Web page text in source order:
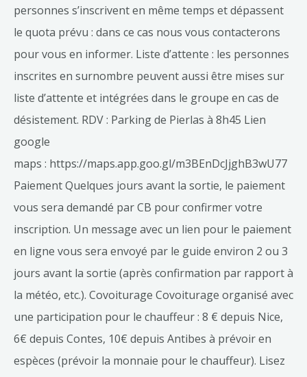
personnes s’inscrivent en même temps et dépassent
le quota prévu : dans ce cas nous vous contacterons
pour vous en informer. Liste d’attente : les personnes
inscrites en surnombre peuvent aussi être mises sur
liste d’attente et intégrées dans le groupe en cas de
désistement. RDV : Parking de Pierlas à 8h45 Lien
google
maps : https://maps.app.goo.gl/m3BEnDcJjghB3wU77
Paiement Quelques jours avant la sortie, le paiement
vous sera demandé par CB pour confirmer votre
inscription. Un message avec un lien pour le paiement
en ligne vous sera envoyé par le guide environ 2 ou 3
jours avant la sortie (après confirmation par rapport à
la météo, etc.). Covoiturage Covoiturage organisé avec
une participation pour le chauffeur : 8 € depuis Nice,
6€ depuis Contes, 10€ depuis Antibes à prévoir en
espèces (prévoir la monnaie pour le chauffeur). Lisez